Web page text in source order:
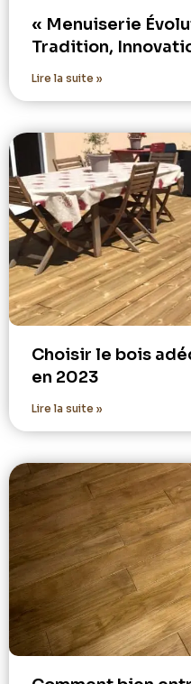
« Menuiserie
Tradition,
Lire la suite »
Choisir le bois
en 2023
Lire la suite »